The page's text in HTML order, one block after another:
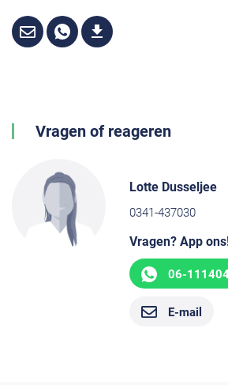
Vragen of reageren
Lotte Dusseljee
0341-437030
Vragen? App
06-
E-mail